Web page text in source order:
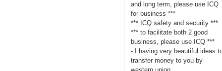
and long term, please use ICQ
for business ***
*** ICQ safety and security ***
*** to facilitate both 2 good
business, please use ICQ ***
- I having very beautiful ideas
transfer money to you by